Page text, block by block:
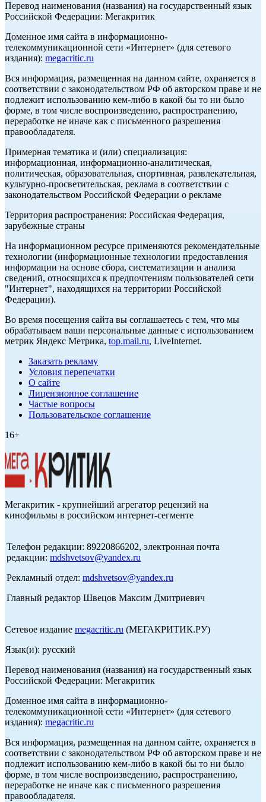
Перевод наименования (названия) на государственный язык
Российской Федерации: Мегакритик
Доменное имя сайта в информационно-
телекоммуникационной сети «Интернет» (для сетевого
издания): megacritic.ru
Вся информация, размещенная на данном сайте, охраняется в
соответствии с законодательством РФ об авторском праве и не
подлежит использованию кем-либо в какой бы то ни было
форме, в том числе воспроизведению, распространению,
переработке не иначе как с письменного разрешения
правообладателя.
Примерная тематика и (или) специализация:
информационная, информационно-аналитическая,
политическая, образовательная, спортивная, развлекательная,
культурно-просветительская, реклама в соответствии с
законодательством Российской Федерации о рекламе
Территория распространения: Российская Федерация,
зарубежные страны
На информационном ресурсе применяются рекомендательные
технологии (информационные технологии предоставления
информации на основе сбора, систематизации и анализа
сведений, относящихся к предпочтениям пользователей сети
"Интернет", находящихся на территории Российской
Федерации).
Во время посещения сайта вы соглашаетесь с тем, что мы
обрабатываем ваши персональные данные с использованием
метрик Яндекс Метрика, top.mail.ru, LiveInternet.
Заказать рекламу
Условия перепечатки
О сайте
Лицензионное соглашение
Частые вопросы
Пользовательское соглашение
16+
Мегакритик - крупнейший агрегатор рецензий на
кинофильмы в российском интернет-сегменте
Телефон редакции: 89220866202, электронная почта
редакции: mdshvetsov@yandex.ru
Рекламный отдел: mdshvetsov@yandex.ru
Главный редактор Швецов Максим Дмитриевич
Сетевое издание megacritic.ru (МЕГАКРИТИК.РУ)
Язык(и): русский
Перевод наименования (названия) на государственный язык
Российской Федерации: Мегакритик
Доменное имя сайта в информационно-
телекоммуникационной сети «Интернет» (для сетевого
издания): megacritic.ru
Вся информация, размещенная на данном сайте, охраняется в
соответствии с законодательством РФ об авторском праве и не
подлежит использованию кем-либо в какой бы то ни было
форме, в том числе воспроизведению, распространению,
переработке не иначе как с письменного разрешения
правообладателя.